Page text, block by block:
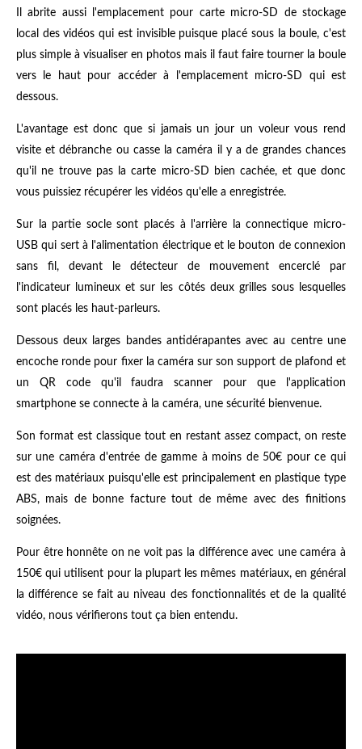
Il abrite aussi l'emplacement pour carte micro-SD de stockage
local des vidéos qui est invisible puisque placé sous la boule, c'est
plus simple à visualiser en photos mais il faut faire tourner la boule
vers le haut pour accéder à l'emplacement micro-SD qui est
dessous.
L'avantage est donc que si jamais un jour un voleur vous rend
visite et débranche ou casse la caméra il y a de grandes chances
qu'il ne trouve pas la carte micro-SD bien cachée, et que donc
vous puissiez récupérer les vidéos qu'elle a enregistrée.
Sur la partie socle sont placés à l'arrière la connectique micro-
USB qui sert à l'alimentation électrique et le bouton de connexion
sans fil, devant le détecteur de mouvement encerclé par
l'indicateur lumineux et sur les côtés deux grilles sous lesquelles
sont placés les haut-parleurs.
Dessous deux larges bandes antidérapantes avec au centre une
encoche ronde pour fixer la caméra sur son support de plafond et
un QR code qu'il faudra scanner pour que l'application
smartphone se connecte à la caméra, une sécurité bienvenue.
Son format est classique tout en restant assez compact, on reste
sur une caméra d'entrée de gamme à moins de 50€ pour ce qui
est des matériaux puisqu'elle est principalement en plastique type
ABS, mais de bonne facture tout de même avec des finitions
soignées.
Pour être honnête on ne voit pas la différence avec une caméra à
150€ qui utilisent pour la plupart les mêmes matériaux, en général
la différence se fait au niveau des fonctionnalités et de la qualité
vidéo, nous vérifierons tout ça bien entendu.